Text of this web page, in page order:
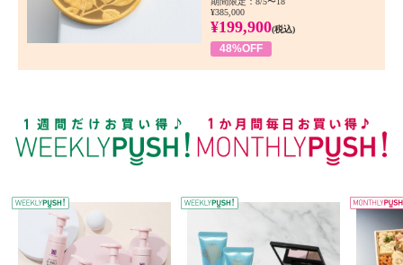
¥385,000
¥199,900(税込)
48%OFF
WEEKLY PUSH